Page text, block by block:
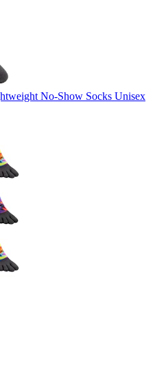
No-Show Socks Unisex